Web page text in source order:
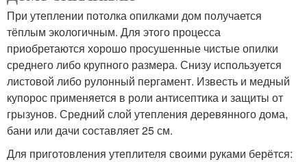
При утеплении потолка опилками дом получается
тёплым экологичным. Для этого процесса
приобретаются хорошо просушенные чистые опилки
среднего либо крупного размера. Снизу используется
листовой либо рулонный пергамент. Известь и медный
купорос применяется в роли антисептика и защиты от
грызунов. Средний слой утепления деревянного дома,
бани или дачи составляет 25 см.
Для приготовления утеплителя своими руками берётся: